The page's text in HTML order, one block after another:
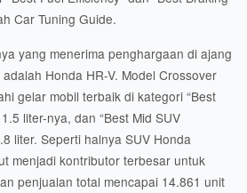
Car Tuning Guide.
yang menerima penghargaan di ajang
Honda HR-V. Model Crossover
gelar mobil terbaik di kategori “Best
liter-nya, dan “Best Mid SUV
liter. Seperti halnya SUV Honda
menjadi kontributor terbesar untuk
penjualan total mencapai 14.861 unit